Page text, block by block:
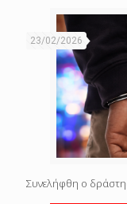
23/02/2026
Συνελήφθη ο